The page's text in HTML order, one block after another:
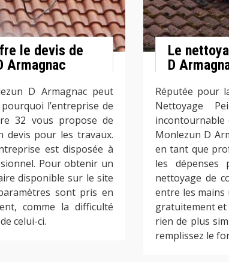
le devis de
Armagnac
D Armagnac peut
l’entreprise de
32 vous propose de
devis pour les travaux.
est disposée à
Pour obtenir un
disponible sur le site
sont pris en
comme la difficulté
celui-ci.
Le
D
Réputée pour
Nettoyage
Monlezun D
en tant que
les dépenses
nettoyage de
entre les mains
gratuitement et
rien de plus
remplissez le